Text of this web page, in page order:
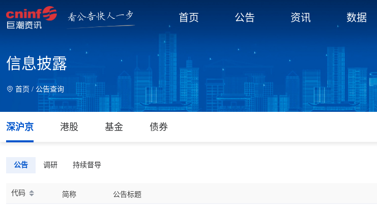
首页 公告 资讯 数据
信息披露
首页 / 公告查询
深沪京 港股 基金 债券
公告 调研 持续督导
代码 简称 公告标题